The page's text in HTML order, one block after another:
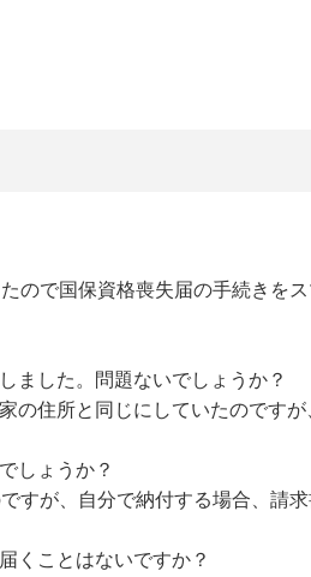
ので国保資格喪失届の手続きを
ました。問題ないでしょうか？
の住所と同じにしていたのです
しょうか？
すが、自分で納付する場合、請
くことはないですか？